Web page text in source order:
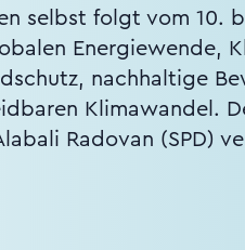
selbst folgt vom 10.
Energiewende,
nachhaltige
Klimawandel.
Radovan (SPD)